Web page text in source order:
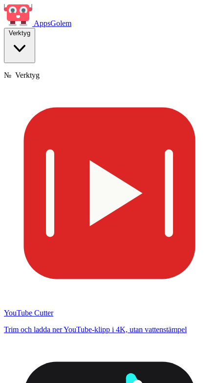
AppsGolem
Verktyg
№ Verktyg
YouTube Cutter
Trim och ladda ner YouTube-klipp i 4K, utan vattenstämpel